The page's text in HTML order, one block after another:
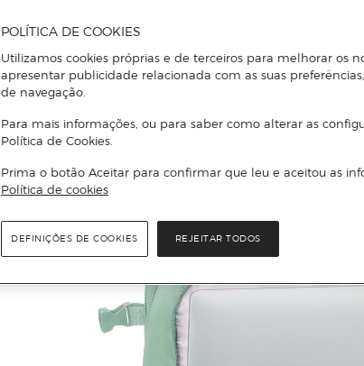
POLÍTICA DE COOKIES
Utilizamos cookies próprias e de terceiros para melhorar os
apresentar publicidade relacionada com as suas
de navegação.
Para mais informações, ou para saber como alterar as
Política de Cookies.
Prima o botão Aceitar para confirmar que leu e aceitou as
Política de cookies
REJEITAR TODOS
DEFINIÇÕES DE COOKIES